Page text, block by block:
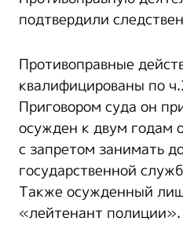
подтвердили
Противоправные
квалифицированы по
Приговором суда он
осужден к двум годам
с запретом занимать
государственной
Также осужденный
«лейтенант полиции».